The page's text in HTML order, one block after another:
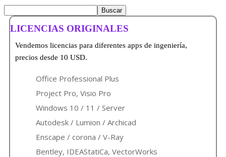
LICENCIAS ORIGINALES
Vendemos licencias para diferentes apps de ingeniería,
precios desde 10 USD.
Office Professional Plus
Project Pro, Visio Pro
Windows 10 / 11 / Server
Autodesk / Lumion / Archicad
Enscape / corona / V-Ray
Bentley, IDEAStatiCa, VectorWorks